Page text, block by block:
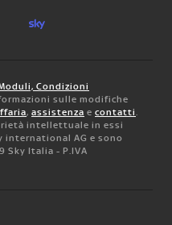
Condizioni
sulle modifiche
, assistenza e contatti.
intellettuale in essi
AG e sono
Sky Italia - P.IVA